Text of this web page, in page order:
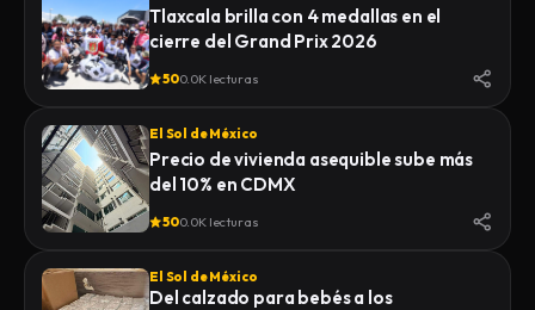
Tlaxcala brilla con 4 medallas en el
cierre del Grand Prix 2026
500.0K lecturas
El Sol de México
Precio de vivienda asequible sube más
del 10% en CDMX
500.0K lecturas
El Sol de México
Del calzado para bebés a los